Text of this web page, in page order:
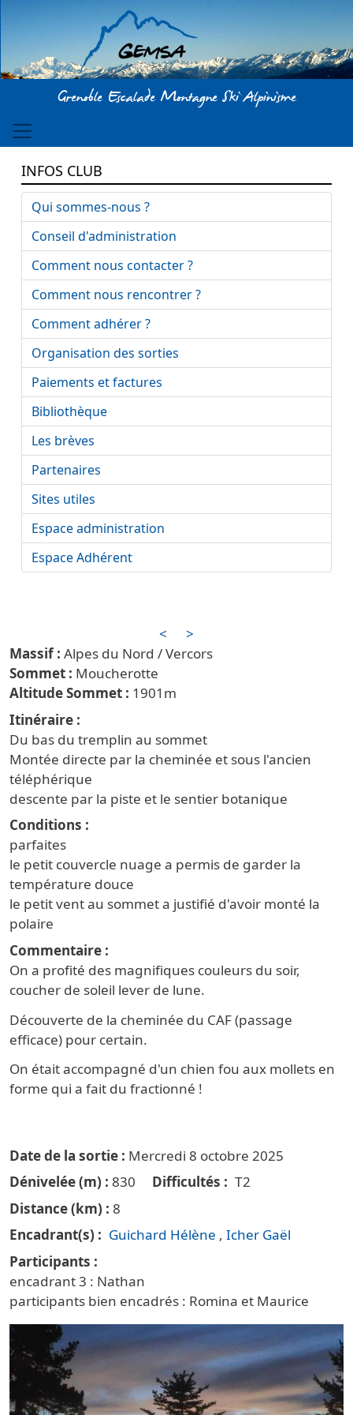
Aller au contenu principal
Grenoble Escalade Montagne Ski Alpinisme
<
>
Alpes du Nord / Vercors
Moucherotte
1901
Itinéraire
Du bas du tremplin au sommet
Montée directe par la cheminée et sous l'ancien
téléphérique
descente par la piste et le sentier botanique
Conditions
parfaites
le petit couvercle nuage a permis de garder la
température douce
le petit vent au sommet a justifié d'avoir monté la
polaire
Commentaire
On a profité des magnifiques couleurs du soir,
coucher de soleil lever de lune.
Découverte de la cheminée du CAF (passage
efficace) pour certain.
On était accompagné d'un chien fou aux mollets en
forme qui a fait du fractionné !
Date de la sortie
Mercredi 8 octobre 2025
Dénivelée (m)
830 Difficultés
T2
Distance (km)
8
Encadrant(s)
Guichard Hélène
Icher Gaël
Participants
encadrant 3 : Nathan
participants bien encadrés : Romina et Maurice
Vignette principale trail
INFOS CLUB
Qui sommes-nous ?
Conseil d'administration
Comment nous contacter ?
Comment nous rencontrer ?
Comment adhérer ?
Organisation des sorties
Paiements et factures
Bibliothèque
Les brèves
Partenaires
Sites utiles
Espace administration
Espace Adhérent